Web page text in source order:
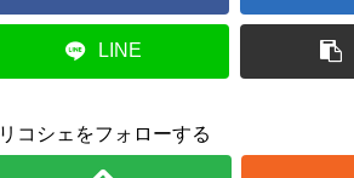
LINE
リコシェをフォローする